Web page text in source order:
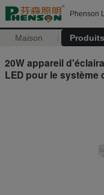
Phenson
Maison Produits
20W appareil
LED pour le